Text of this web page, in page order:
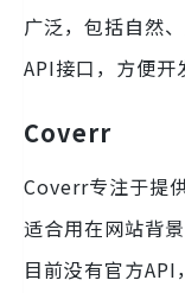
广泛，包括自然
API接口，方便开
Coverr
Coverr专注于提
适合用在网站背
目前没有官方